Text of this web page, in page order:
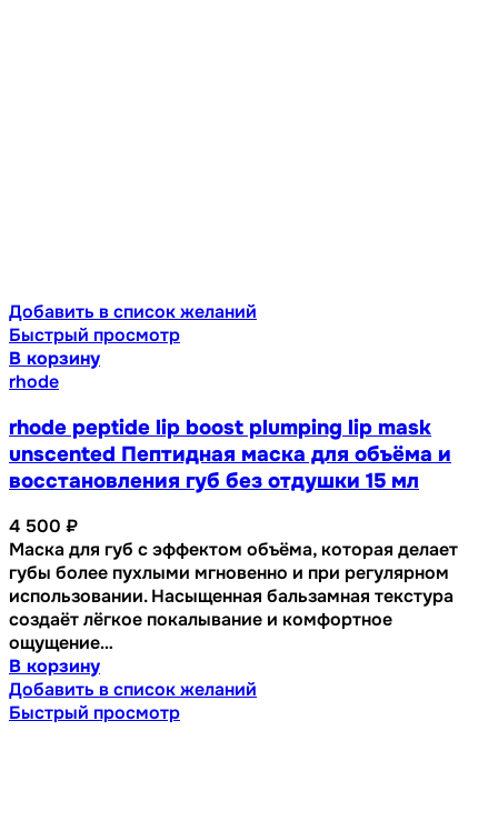
Добавить в список желаний
Быстрый просмотр
В корзину
rhode
rhode peptide lip boost plumping lip mask
unscented Пептидная маска для объёма и
восстановления губ без отдушки 15 мл
4 500 ₽
Маска для губ с эффектом объёма, которая делает
губы более пухлыми мгновенно и при регулярном
использовании. Насыщенная бальзамная текстура
создаёт лёгкое покалывание и комфортное
ощущение…
В корзину
Добавить в список желаний
Быстрый просмотр